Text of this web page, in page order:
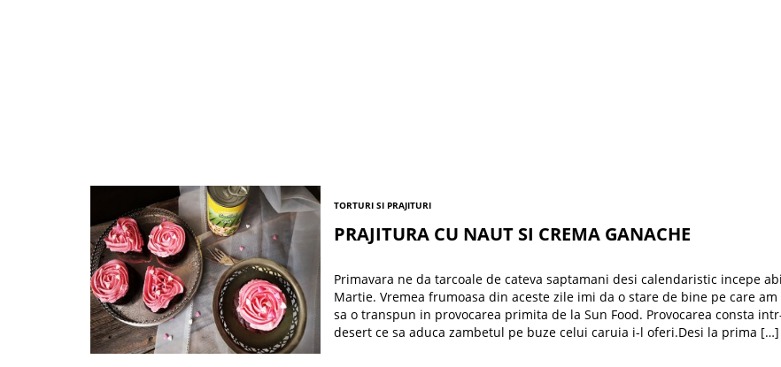
TORTURI SI PRAJITURI
PRAJITURA CU NAUT SI CREMA GANACHE
Primavara ne da tarcoale de cateva saptamani desi calendaristic incepe
Martie. Vremea frumoasa din aceste zile imi da o stare de bine pe care
sa o transpun in provocarea primita de la Sun Food. Provocarea consta
desert ce sa aduca zambetul pe buze celui caruia i-l oferi.Desi la prima […]